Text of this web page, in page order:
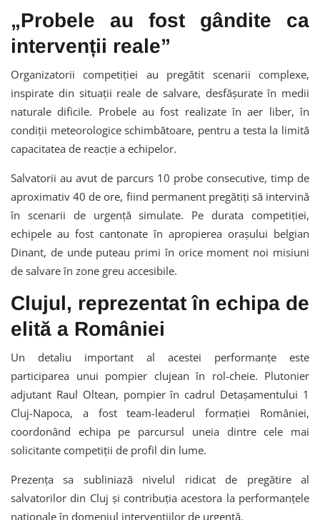
„Probele au fost gândite ca
intervenții reale”
Organizatorii competiției au pregătit scenarii complexe,
inspirate din situații reale de salvare, desfășurate în medii
naturale dificile. Probele au fost realizate în aer liber, în
condiții meteorologice schimbătoare, pentru a testa la limită
capacitatea de reacție a echipelor.
Salvatorii au avut de parcurs 10 probe consecutive, timp de
aproximativ 40 de ore, fiind permanent pregătiți să intervină
în scenarii de urgență simulate. Pe durata competiției,
echipele au fost cantonate în apropierea orașului belgian
Dinant, de unde puteau primi în orice moment noi misiuni
de salvare în zone greu accesibile.
Clujul, reprezentat în echipa de
elită a României
Un detaliu important al acestei performanțe este
participarea unui pompier clujean în rol-cheie. Plutonier
adjutant Raul Oltean, pompier în cadrul Detașamentului 1
Cluj-Napoca, a fost team-leaderul formației României,
coordonând echipa pe parcursul uneia dintre cele mai
solicitante competiții de profil din lume.
Prezența sa subliniază nivelul ridicat de pregătire al
salvatorilor din Cluj și contribuția acestora la performanțele
naționale în domeniul intervențiilor de urgență.